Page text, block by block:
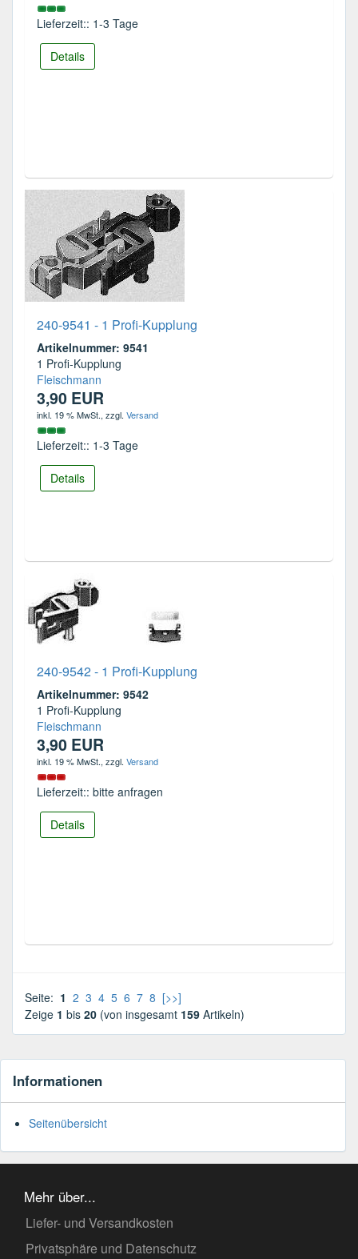
Lieferzeit:: 1-3 Tage
Details
240-9541 - 1 Profi-Kupplung
Artikelnummer: 9541
1 Profi-Kupplung
Fleischmann
3,90 EUR
inkl. 19 % MwSt., zzgl. Versand
Lieferzeit:: 1-3 Tage
Details
240-9542 - 1 Profi-Kupplung
Artikelnummer: 9542
1 Profi-Kupplung
Fleischmann
3,90 EUR
inkl. 19 % MwSt., zzgl. Versand
Lieferzeit:: bitte anfragen
Details
Seite: 1 2 3 4 5 6 7 8 [>>]
Zeige 1 bis 20 (von insgesamt 159 Artikeln)
Informationen
Seitenübersicht
Mehr über...
Liefer- und Versandkosten
Privatsphäre und Datenschutz